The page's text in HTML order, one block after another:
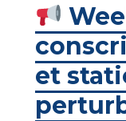
et